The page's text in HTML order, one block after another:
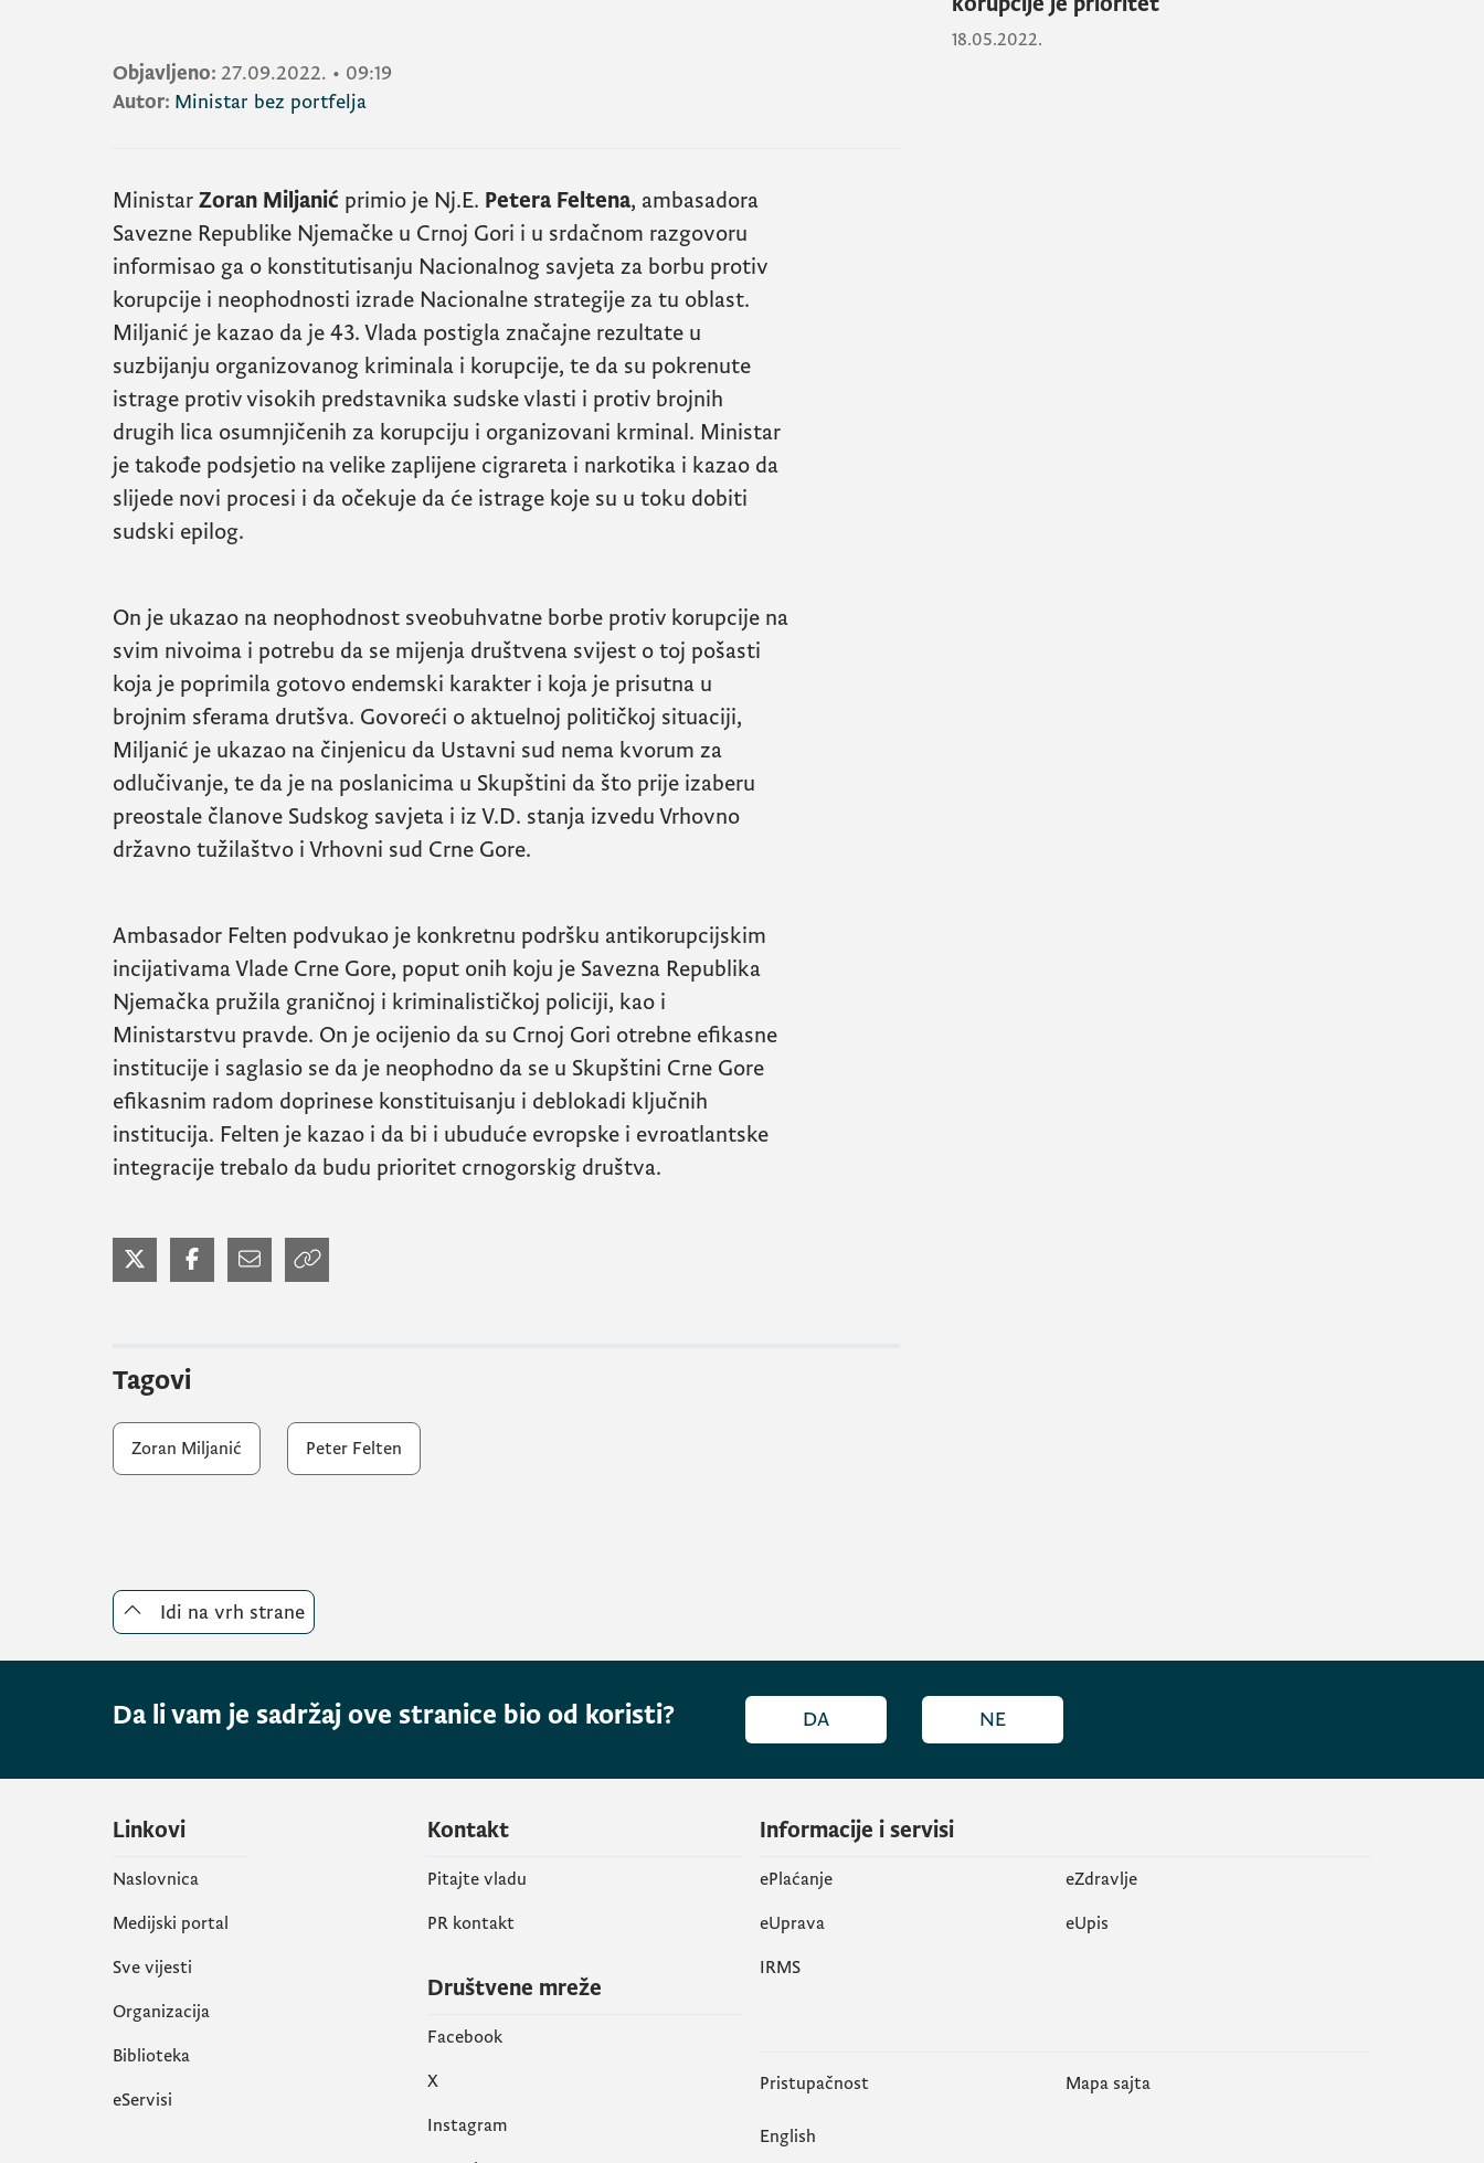
Objavljeno: 27.09.2022. • 09:19
Autor: Ministar bez portfelja
Ministar Zoran Miljanić primio je Nj.E. Petera Feltena, ambasadora
Savezne Republike Njemačke u Crnoj Gori i u srdačnom razgovoru
informisao ga o konstitutisanju Nacionalnog savjeta za borbu protiv
korupcije i neophodnosti izrade Nacionalne strategije za tu oblast.
Miljanić je kazao da je 43. Vlada postigla značajne rezultate u
suzbijanju organizovanog kriminala i korupcije, te da su pokrenute
istrage protiv visokih predstavnika sudske vlasti i protiv brojnih
drugih lica osumnjičenih za korupciju i organizovani krminal. Ministar
je takođe podsjetio na velike zaplijene cigrareta i narkotika i kazao da
slijede novi procesi i da očekuje da će istrage koje su u toku dobiti
sudski epilog.
On je ukazao na neophodnost sveobuhvatne borbe protiv korupcije na
svim nivoima i potrebu da se mijenja društvena svijest o toj pošasti
koja je poprimila gotovo endemski karakter i koja je prisutna u
brojnim sferama drutšva. Govoreći o aktuelnoj političkoj situaciji,
Miljanić je ukazao na činjenicu da Ustavni sud nema kvorum za
odlučivanje, te da je na poslanicima u Skupštini da što prije izaberu
preostale članove Sudskog savjeta i iz V.D. stanja izvedu Vrhovno
državno tužilaštvo i Vrhovni sud Crne Gore.
Ambasador Felten podvukao je konkretnu podršku antikorupcijskim
incijativama Vlade Crne Gore, poput onih koju je Savezna Republika
Njemačka pružila graničnoj i kriminalističkoj policiji, kao i
Ministarstvu pravde. On je ocijenio da su Crnoj Gori otrebne efikasne
institucije i saglasio se da je neophodno da se u Skupštini Crne Gore
efikasnim radom doprinese konstituisanju i deblokadi ključnih
institucija. Felten je kazao i da bi i ubuduće evropske i evroatlantske
integracije trebalo da budu prioritet crnogorskig društva.
Tagovi
Zoran Miljanić Peter Felten
18.05.2022.
Idi na vrh strane
Da li vam je sadržaj ove stranice bio od koristi? DA NE
Linkovi
Naslovnica
Medijski portal
Sve vijesti
Organizacija
Biblioteka
eServisi
Kontakt
Pitajte vladu
PR kontakt
Društvene mreže
Facebook
X
Instagram
Informacije i servisi
ePlaćanje
eZdravlje
eUprava
еUpis
IRMS
Pristupačnost Mapa sajta
English